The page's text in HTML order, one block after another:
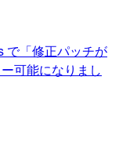
で「修正パッチが
可能になりまし